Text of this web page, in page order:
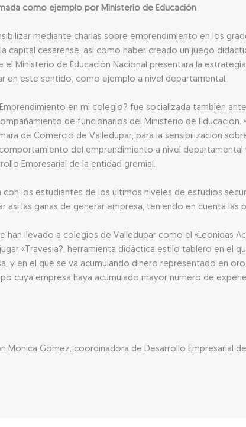
como ejemplo por Ministerio de Educación
mediante charlas sobre emprendimiento en los
capital cesarense, así como haber creado un juego
Ministerio de Educación Nacional presentara la
en este sentido, como ejemplo a nivel departamental.
en mi colegio? fue socializada también
de funcionarios del Ministerio de Educación.
de Comercio de Valledupar, para la sensibilización
del emprendimiento a nivel
Empresarial de la entidad gremial.
los estudiantes de los últimos niveles de estudios
las ganas de generar empresa, teniendo en cuenta las
llevado a colegios de Valledupar como el «Leonidas
«Travesía?, herramienta didáctica estilo tablero en el
y en el que se va acumulando dinero representado en
cuya empresa haya acumulado mayor número de
Mónica Gómez, coordinadora de Desarrollo Empresarial